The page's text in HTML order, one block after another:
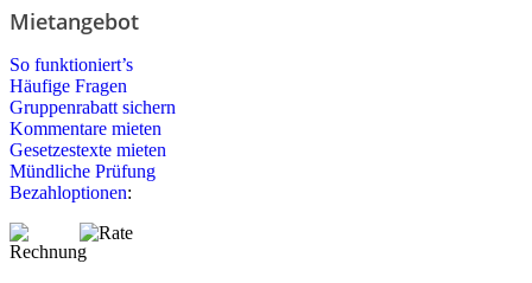
Mietangebot
So funktioniert’s
Häufige Fragen
Gruppenrabatt sichern
Kommentare mieten
Gesetzestexte mieten
Mündliche Prüfung
Bezahloptionen: